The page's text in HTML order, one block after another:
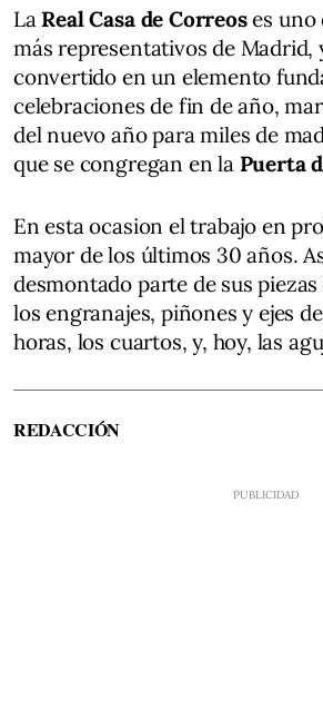
La Real Casa de Correoses uno
más representativos de Madrid,
convertido en un elemento
celebraciones de fin de año,
del nuevo año para miles de
que se congregan en la Puerta
En esta ocasion el trabajo en
mayor de los últimos 30 años.
desmontado parte de sus
los engranajes, piñones y ejes
horas, los cuartos, y, hoy, las
REDACCIÓN